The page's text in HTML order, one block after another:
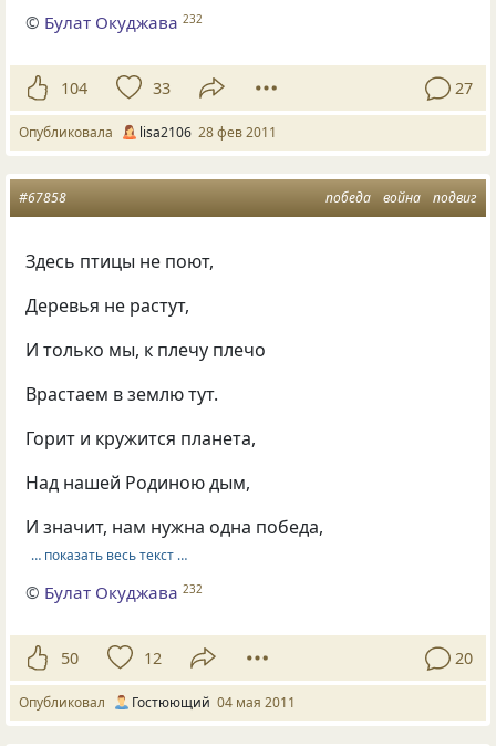
© Булат Окуджава 232
104 33 27
Опубликовала lisa2106 28 фев 2011
победа война подвиг
#67858
Здесь птицы не поют,
Деревья не растут,
И только мы, к плечу плечо
Врастаем в землю тут.
Горит и кружится планета,
Над нашей Родиною дым,
И значит, нам нужна одна победа,
… показать весь текст …
© Булат Окуджава 232
50 12 20
Опубликовал Гостюющий 04 мая 2011